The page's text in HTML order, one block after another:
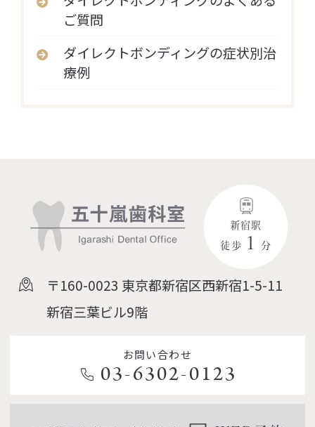
ご質問
ダイレクトボンディングの症状別治
療例
新宿駅
徒歩 １ 分
〒160-0023 東京都新宿区西新宿1-5-11
新宿三葉ビル9階
お問い合わせ
03-6302-0123